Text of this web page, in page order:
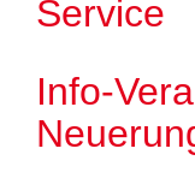
Service
Info-